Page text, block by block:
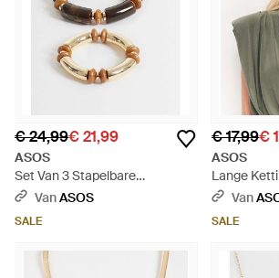
€ 24,99€ 21,99
ASOS
Set Van 3 Stapelbare
Armbanden - Wit
VanASOS
SALE
€ 17,99€
ASOS
Lange
Hangertje
Van
SALE